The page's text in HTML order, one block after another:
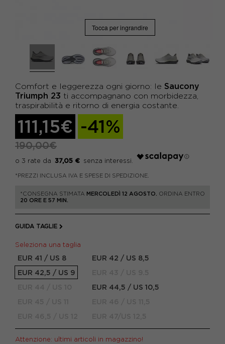
Tocca per ingrandire
Comfort e leggerezza ogni giorno: le Saucony
Triumph 23 ti accompagnano con morbidezza,
traspirabilità e ritorno di energia costante.
111,15€ -41%
190,00€
37,05 €
*PREZZI INCLUSA IVA E SPESE DI SPEDIZIONE.
*CONSEGNA STIMATA MERCOLEDÌ 12 AGOSTO.
ORDINA ENTRO
20 ORE E 57 MIN.
GUIDA TAGLIE
Seleziona una taglia
EUR 41 / US 8
EUR 42 / US 8,5
EUR 42,5 / US 9
EUR 44,5 / US 10,5
Attenzione: ultimi articoli in magazzino!